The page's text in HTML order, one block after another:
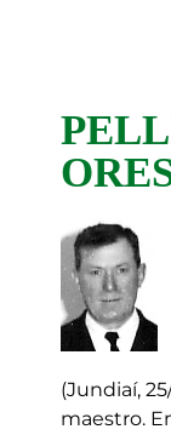
(Jundiaí,
maestro.